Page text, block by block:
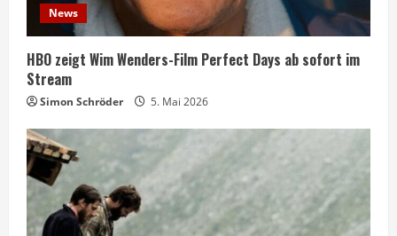
News
HBO zeigt Wim Wenders-Film Perfect Days ab sofort im
Stream
Simon Schröder 5. Mai 2026